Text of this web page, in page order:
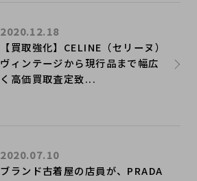
【買取強化】CELINE（セリーヌ）
ヴィンテージから現行品まで幅広
く高価買取査定致...
2020.12.18
ブランド古着屋の店員が、PRADA
2020.07.10